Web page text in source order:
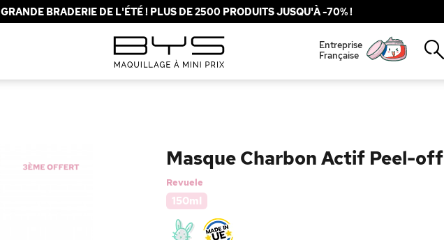
GRANDE BRADERIE DE L'ÉTÉ ! PLUS DE 2500 PRODUITS JUSQU'À -70% !
Entreprise
Française
Masque Charbon Actif Peel-off
Revuele
150ml